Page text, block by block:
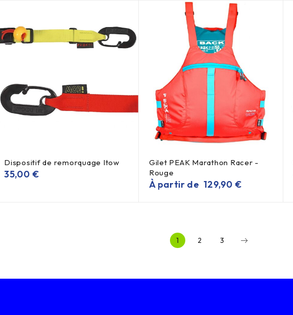
Dispositif de remorquage Itow
35,00 €
Gilet PEAK Marathon Racer -
Rouge
À partir de 129,90 €
1 2 3